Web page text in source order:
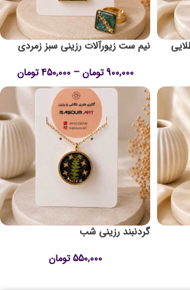
نیم ست زیورآلات رزینی سبز زمردی
900,000 تومان –
450,000 تومان
گردنبند رزینی شب
550,000 تومان